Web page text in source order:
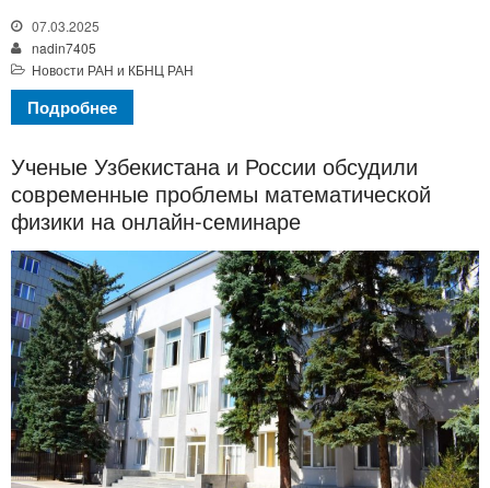
07.03.2025
nadin7405
Новости РАН и КБНЦ РАН
Подробнее
Ученые Узбекистана и России обсудили
современные проблемы математической
физики на онлайн-семинаре